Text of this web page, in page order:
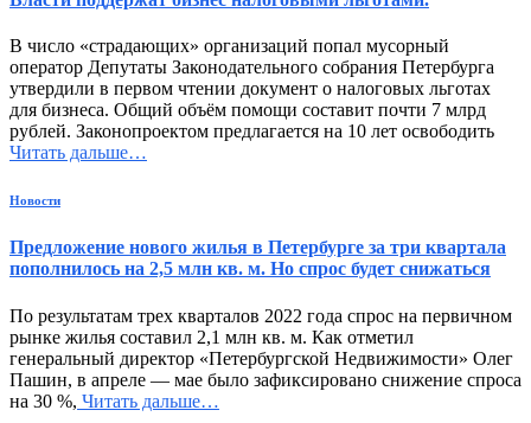
В число «страдающих» организаций попал мусорный
оператор Депутаты Законодательного собрания Петербурга
утвердили в первом чтении документ о налоговых льготах
для бизнеса. Общий объём помощи составит почти 7 млрд
рублей. Законопроектом предлагается на 10 лет освободить
Читать дальше…
Новости
Предложение нового жилья в Петербурге за три квартала
пополнилось на 2,5 млн кв. м. Но спрос будет снижаться
По результатам трех кварталов 2022 года спрос на первичном
рынке жилья составил 2,1 млн кв. м. Как отметил
генеральный директор «Петербургской Недвижимости» Олег
Пашин, в апреле — мае было зафиксировано снижение спроса
на 30 %, Читать дальше…